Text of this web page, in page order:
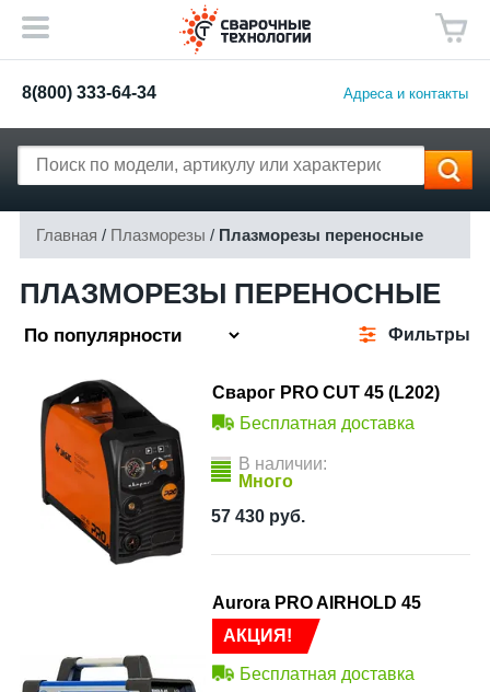
8(800) 333-64-34 Адреса и контакты
Главная / Плазморезы / Плазморезы переносные
ПЛАЗМОРЕЗЫ ПЕРЕНОСНЫЕ
Фильтры
Сварог PRO CUT 45 (L202)
Бесплатная доставка
В наличии:
Много
57 430 руб.
АКЦИЯ!
Aurora PRO AIRHOLD 45
Бесплатная доставка